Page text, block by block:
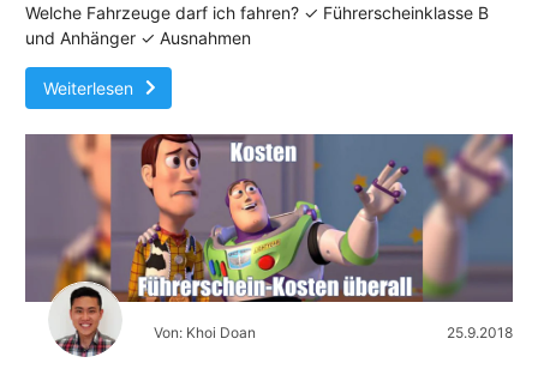
Welche Fahrzeuge darf ich fahren? ✓ Führerscheinklasse B
und Anhänger ✓ Ausnahmen
Weiterlesen
Von: Khoi Doan 25.9.2018